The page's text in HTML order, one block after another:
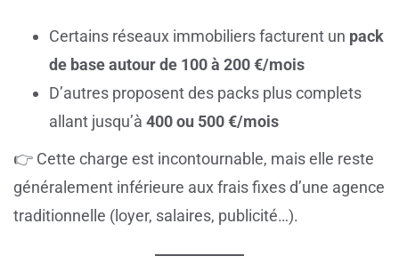
Certains réseaux immobiliers facturent un pack
de base autour de 100 à 200 €/mois
D’autres proposent des packs plus complets
allant jusqu’à 400 ou 500 €/mois
👉 Cette charge est incontournable, mais elle reste
généralement inférieure aux frais fixes d’une agence
traditionnelle (loyer, salaires, publicité…).